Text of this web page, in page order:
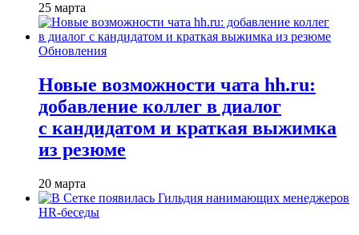
25 марта
Обновления
Новые возможности чата hh.ru:
добавление коллег в диалог
с кандидатом и краткая выжимка
из резюме
20 марта
HR-беседы